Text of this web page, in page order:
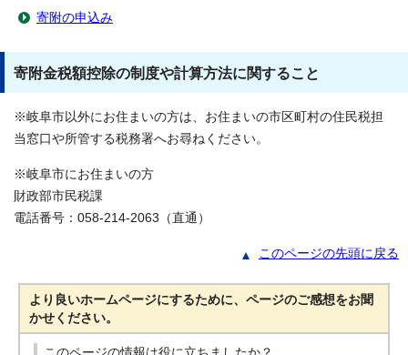
寄附の申込み
寄附金税額控除の制度や計算方法に関すること
※岐阜市以外にお住まいの方は、お住まいの市区町村の住民税担
当窓口や所管する税務署へお尋ねください。
※岐阜市にお住まいの方
財政部市民税課
電話番号：058-214-2063（直通）
このページの先頭に戻る
より良いホームページにするために、ページのご感想をお聞
かせください。